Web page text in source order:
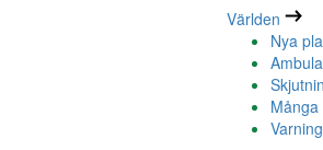
Världen
Nya